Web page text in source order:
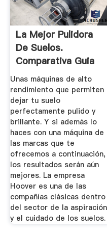
La Mejor Pulidora
De Suelos.
Comparativa Guia
De Compra
Unas máquinas de alto
rendimiento que permiten
dejar tu suelo
perfectamente pulido y
brillante. Y si además lo
haces con una máquina de
las marcas que te
ofrecemos a continuación,
los resultados serán aún
mejores. La empresa
Hoover es una de las
compañías clásicas dentro
del sector de la aspiración
y el cuidado de los suelos.